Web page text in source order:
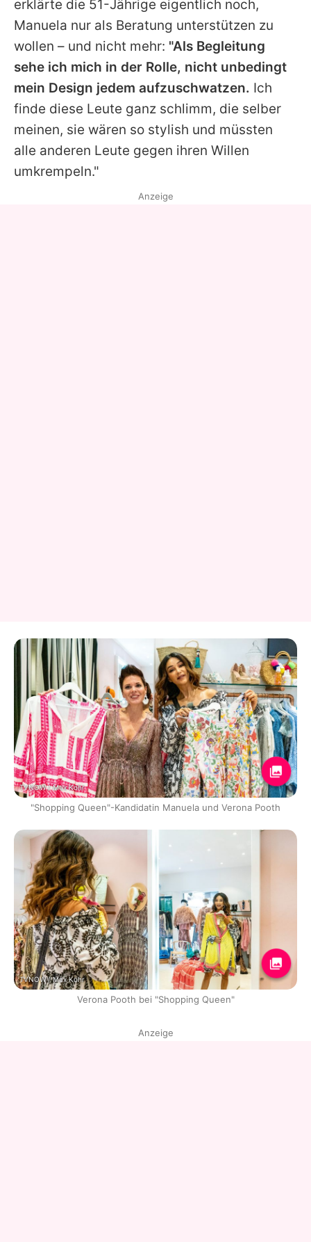
erklärte die 51-Jährige eigentlich noch,
Manuela nur als Beratung unterstützen zu
wollen – und nicht mehr: "Als Begleitung
sehe ich mich in der Rolle, nicht unbedingt
mein Design jedem aufzuschwatzen. Ich
finde diese Leute ganz schlimm, die selber
meinen, sie wären so stylish und müssten
alle anderen Leute gegen ihren Willen
umkrempeln."
Anzeige
TVNOW / Max Kohr
"Shopping Queen"-Kandidatin Manuela und Verona Pooth
TVNOW / Max Kohr
Verona Pooth bei "Shopping Queen"
Anzeige